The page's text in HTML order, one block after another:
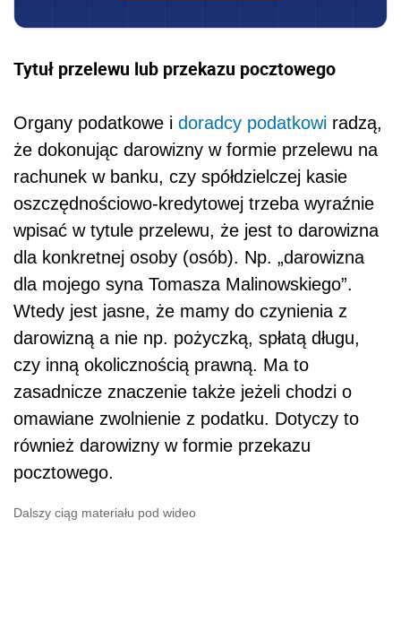
Tytuł przelewu lub przekazu pocztowego
Organy podatkowe i doradcy podatkowi radzą,
że dokonując darowizny w formie przelewu na
rachunek w banku, czy spółdzielczej kasie
oszczędnościowo-kredytowej trzeba wyraźnie
wpisać w tytule przelewu, że jest to darowizna
dla konkretnej osoby (osób). Np. „darowizna
dla mojego syna Tomasza Malinowskiego”.
Wtedy jest jasne, że mamy do czynienia z
darowizną a nie np. pożyczką, spłatą długu,
czy inną okolicznością prawną. Ma to
zasadnicze znaczenie także jeżeli chodzi o
omawiane zwolnienie z podatku. Dotyczy to
również darowizny w formie przekazu
pocztowego.
Dalszy ciąg materiału pod wideo